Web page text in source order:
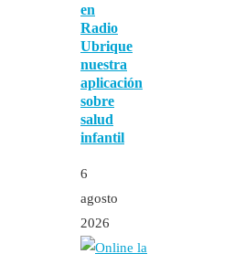
en
Radio
Ubrique
nuestra
aplicación
sobre
salud
infantil
6
agosto
2026